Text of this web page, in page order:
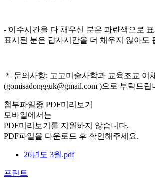
- 이수시간을 다 채우신 분은 파란색으로
표시된 분은 답사시간을 더 채우지 않아도
＊ 문의사항: 고고미술사학과 교육조교 이
(gomisadongguk@gmail.com )으로 부탁드립
첨부파일중 PDF미리보기
모바일에서는
PDF미리보기를 지원하지 않습니다.
PDF파일을 다운로드 후 확인해주세요.
26년도 3월.pdf
프린트